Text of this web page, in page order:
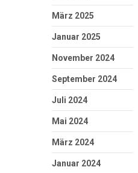
März 2025
Januar 2025
November 2024
September 2024
Juli 2024
Mai 2024
März 2024
Januar 2024